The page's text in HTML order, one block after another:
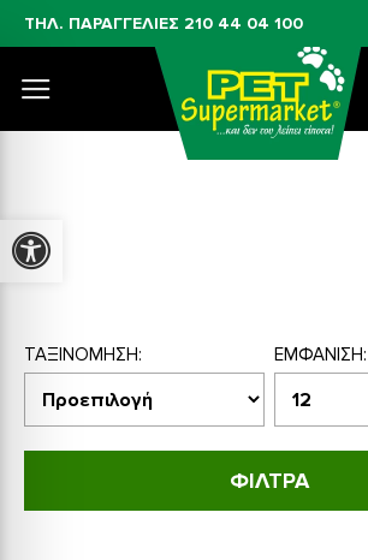
ΤΗΛ. ΠΑΡΑΓΓΕΛΙΕΣ 210 44 04 100
ΦΙΛΤΡΑ
ΤΑΞΙΝΌΜΗΣΗ: ΕΜΦΆΝΙΣΗ:
Προσβασιμότητα